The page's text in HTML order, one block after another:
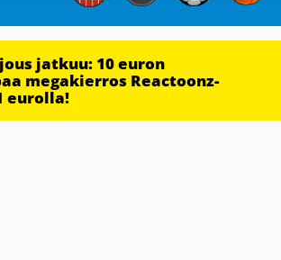
jatkuu: 10 euron
megakierros Reactoonz-
eurolla!